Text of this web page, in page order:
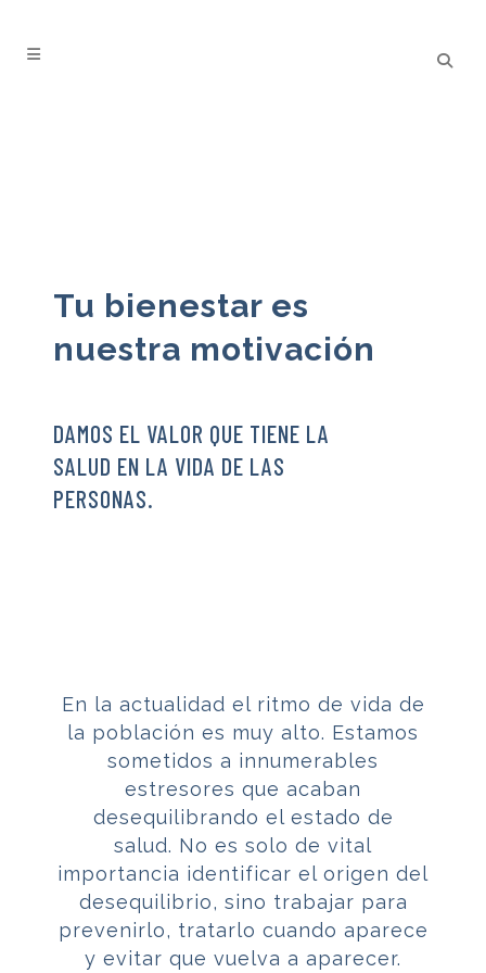
Tu bienestar es
nuestra motivación
DAMOS EL VALOR QUE TIENE LA
SALUD EN LA VIDA DE LAS
PERSONAS.
En la actualidad el ritmo de vida de
la población es muy alto. Estamos
sometidos a innumerables
estresores que acaban
desequilibrando el estado de
salud. No es solo de vital
importancia identificar el origen del
desequilibrio, sino trabajar para
prevenirlo, tratarlo cuando aparece
y evitar que vuelva a aparecer.